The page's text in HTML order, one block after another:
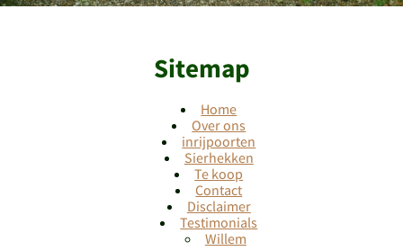
Sitemap
Home
Over ons
inrijpoorten
Sierhekken
Te koop
Contact
Disclaimer
Testimonials
Willem